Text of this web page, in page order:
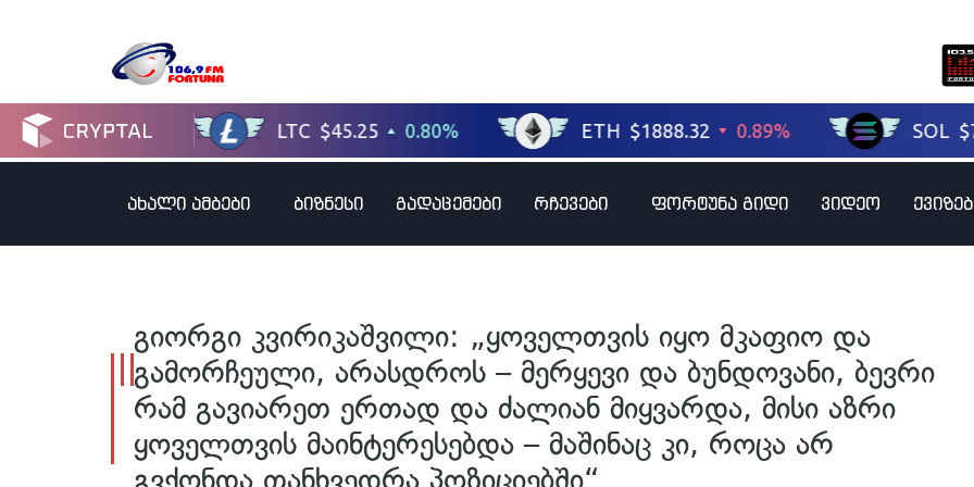
ახალი ამბები ბიზნესი გადაცემები რჩევები ფორტუნა გიდი ვიდეო
გიორგი კვირიკაშვილი: „ყოველთვის იყო მკაფიო და
გამორჩეული, არასდროს – მერყევი და ბუნდოვანი, ბევრი
რამ გავიარეთ ერთად და ძალიან მიყვარდა, მისი აზრი
ყოველთვის მაინტერესებდა – მაშინაც კი, როცა არ